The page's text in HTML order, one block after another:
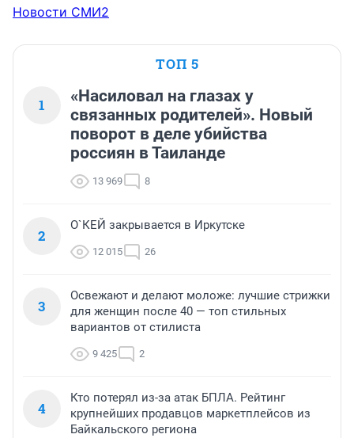
Новости СМИ2
ТОП 5
1
«Насиловал на глазах у
связанных родителей». Новый
поворот в деле убийства
россиян в Таиланде
13 969 8
2
О`КЕЙ закрывается в Иркутске
12 015 26
3
Освежают и делают моложе: лучшие стрижки
для женщин после 40 — топ стильных
вариантов от стилиста
9 425 2
4
Кто потерял из-за атак БПЛА. Рейтинг
крупнейших продавцов маркетплейсов из
Байкальского региона